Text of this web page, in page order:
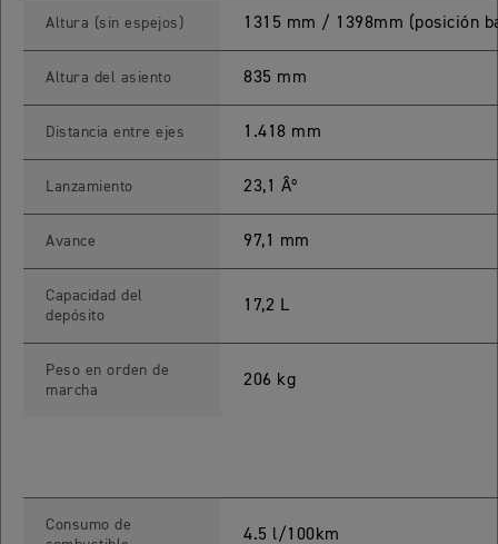
Precio desde $11.390.000
Precio desde $15.390.000
TIGER 900 GT PRO
NEWTIGER 900 ALPINE EDITION
Altura (sin espejos) 1315 mm / 1398mm (posición
Altura del asiento 835 mm
Distancia entre ejes 1.418 mm
Lanzamiento 23,1 Âº
Avance 97,1 mm
Capacidad del
depósito
17,2 L
Peso en orden de
marcha
206 kg
Consumo de
4.5 l/100km